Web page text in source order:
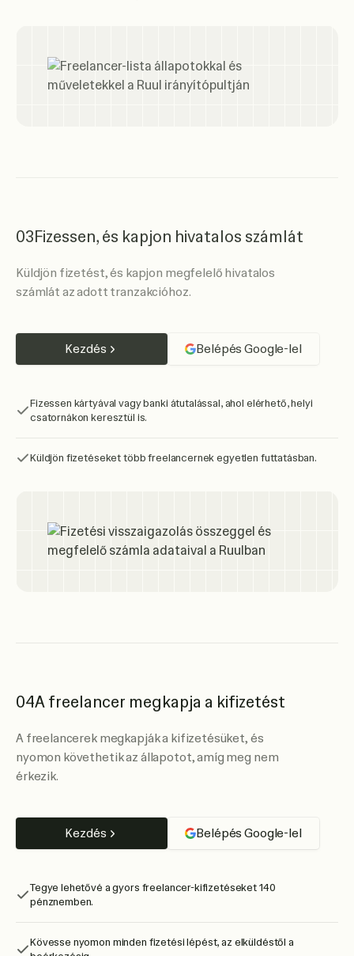
03Fizessen, és kapjon hivatalos számlát
Küldjön fizetést, és kapjon megfelelő hivatalos
számlát az adott tranzakcióhoz.
Kezdés Belépés Google-lel
Fizessen kártyával vagy banki átutalással, ahol elérhető, helyi
csatornákon keresztül is.
Küldjön fizetéseket több freelancernek egyetlen futtatásban.
04A freelancer megkapja a kifizetést
A freelancerek megkapják a kifizetésüket, és
nyomon követhetik az állapotot, amíg meg nem
érkezik.
Kezdés Belépés Google-lel
Tegye lehetővé a gyors freelancer-kifizetéseket 140
pénznemben.
Kövesse nyomon minden fizetési lépést, az elküldéstől a